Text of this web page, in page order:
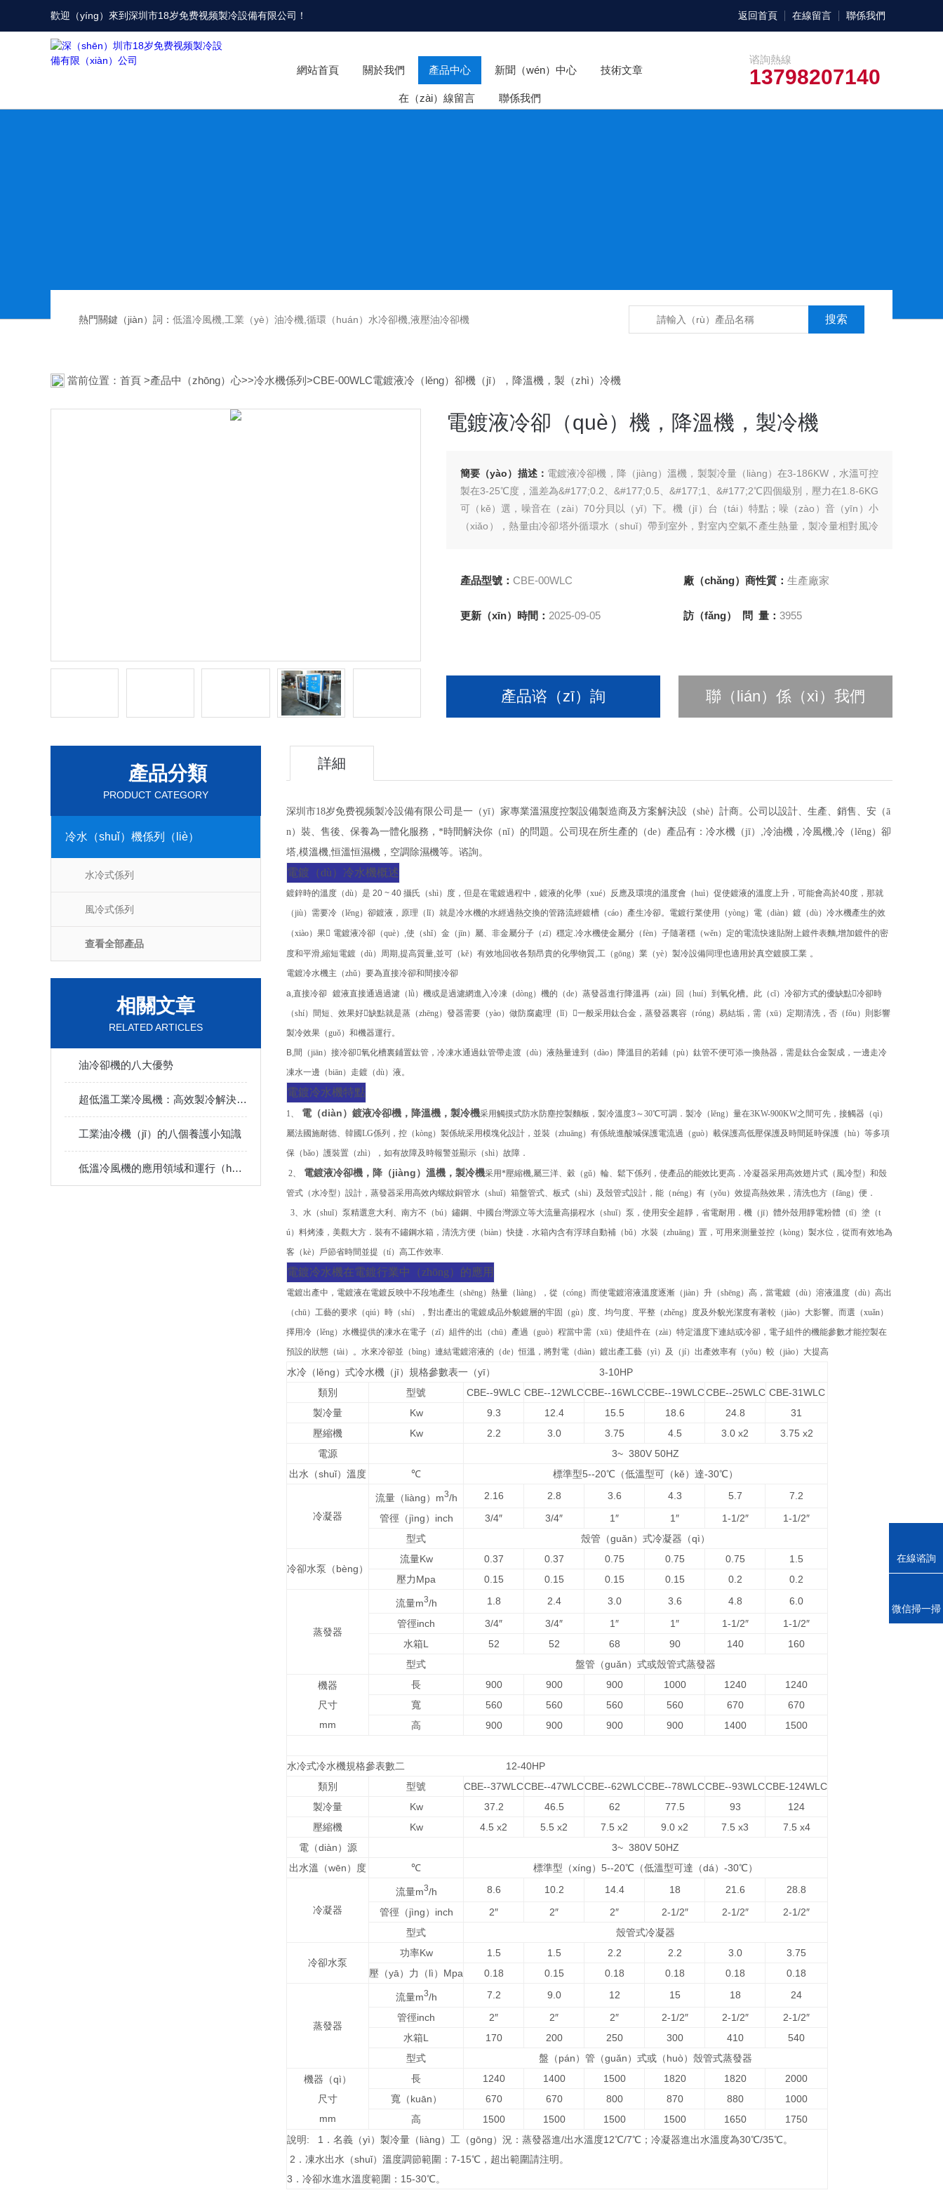
歡迎（yíng）來到深圳市18岁免费视频製冷設備有限公司 ！ 返回首頁 在線留言 聯係我們
谘詢熱線
13798207140
網站首頁 關於我們 產品中心 新聞（wén）中心 技術文章
在（zài）線留言 聯係我們
熱門關鍵（jiàn）詞： 低溫冷風機,工業（yè）油冷機,循環（huán）水冷卻機,液壓油冷卻機
當前位置： 首頁 >產品中（zhōng）心>>冷水機係列 >CBE-00WLC電鍍液冷（lěng）卻機（jī），降溫機，製（zhì）冷機
電鍍液冷卻（què）機，降溫機，製冷機
簡要（yào）描述： 電鍍液冷卻機，降（jiàng）溫機，製製冷量（liàng）在3-186KW，水溫可控
製在3-25℃度，溫差為&#177;0.2、&#177;0.5、&#177;1、&#177;2℃四個級別，壓力在1.8-6KG
可（kě）選，噪音在（zài）70分貝以（yǐ）下。機（jī）台（tái）特點；噪（zào）音（yīn）小
（xiǎo），熱量由冷卻塔外循環水（shuǐ）帶到室外，對室內空氣不產生熱量，製冷量相對風冷
產品型號： CBE-00WLC 廠（chǎng）商性質： 生產廠家
更新（xīn）時間： 2025-09-05 訪（fǎng） 問 量： 3955
產品谘（zī）詢 聯（lián）係（xì）我們
產品分類
PRODUCT CATEGORY
冷水（shuǐ）機係列（liè）
水冷式係列
風冷式係列
查看全部產品
相關文章
RELATED ARTICLES
油冷卻機的八大優勢
超低溫工業冷風機：高效製冷解決方案
工業油冷機（jī）的八個養護小知識
低溫冷風機的應用領域和運行（háng）的流（liú）程
詳細
紹
深圳市18岁免费视频製冷設備有限公司是一（yī）家專業溫濕度控製設備製造商及方案解決設（shè）計商。公司以設計、生產、銷售、安（ā
n）裝、售後、保養為一體化服務，*時間解決你（nǐ）的問題。公司現在所生產的（de）產品有：冷水機（jī）
冷油機，冷風機 冷（lěng）卻
塔 模溫機 ,恒溫恒濕機，空調除濕機等。谘詢。
電鍍（dù）冷水機概述
鍍鋅時的溫度（dù）是 20 ~ 40 攝氏（shì）度，但是在電鍍過程中，鍍液的化學（xué）反應及環境的溫度會（huì）促使鍍液的溫度上升，可能會高於40度，那就
（jiù）需要冷（lěng）卻鍍液，原理（lǐ）就是冷水機的水經過熱交換的管路流經鍍槽（cáo）產生冷卻。電鍍行業使用（yòng）電（diàn）鍍（dù）冷水機產生的效
（xiào）果 電鍍液冷卻（què） ,使（shǐ）金（jīn）屬、非金屬分子（zǐ）穩定.冷水機使金屬分（fèn）子隨著穩（wěn）定的電流快速貼附上鍍件表麵,增加鍍件的密
度和平滑,縮短電鍍（dù）周期 ,提高質量,並可（kě）有效地回收各類昂貴的化學物質,工（gōng）業（yè）製冷設備同理也適用於真空鍍膜工業 。
電鍍冷水機主（zhǔ）要為直接冷卻和間接冷卻
a,直接冷卻 鍍液直接通過過濾（lǜ）機或是過濾網進入冷凍（dòng）機的（de）蒸發器進行降溫再（zài）回（huí）到氧化槽。此（cǐ）冷卻方式的優缺點冷卻時
（shí）間短、效果好缺點就是蒸（zhēng）發器需要（yào）做防腐處理（lǐ）一般采用鈦合金，蒸發器裏容（róng）易結垢，需（xū）定期清洗，否（fǒu）則影響
製冷效果（guǒ）和機器運行。
B,間（jiān）接冷卻氧化槽裏鋪置鈦管，冷凍水通過鈦管帶走渡（dù）液熱量達到（dào）降溫目的若鋪（pù）鈦管不便可添一換熱器，需是鈦合金製成，一邊走冷
凍水一邊（biān）走鍍（dù）液。
電鍍冷水機特點
1、 電（diàn）鍍液冷卻機，降溫機，製冷機采用觸摸式防水防塵控製麵板，製冷溫度3～30℃可調．製冷（lěng）量在3KW-900KW之間可先，接觸器（qì）
屬法國施耐德、韓國LG係列，控（kòng）製係統采用模塊化設計，並裝（zhuāng）有係統進酸堿保護電流過（guò）載保護高低壓保護及時間延時保護（hù）等多項
保（bǎo）護裝置（zhì），如有故障及時報警並顯示（shì）故障．
2、 電鍍液冷卻機，降（jiàng）溫機，製冷機采用*壓縮機,屬三洋、穀（gǔ）輪、鬆下係列，使產品的能效比更高．冷凝器采用高效翅片式（風冷型）和殼
管式（水冷型）設計，蒸發器采用高效內螺紋銅管水（shuǐ）箱盤管式、板式（shì）及殼管式設計，能（néng）有（yǒu）效提高熱效果，清洗也方（fāng）便．
3、 水（shuǐ）泵精選意大利、南方不（bú）鏽鋼、中國台灣源立等大流量高揚程水（shuǐ）泵，使用安全超靜，省電耐用．機（jī）體外殼用靜電粉體（tǐ）塗（t
ú）料烤漆，美觀大方．裝有不鏽鋼水箱，清洗方便（biàn）快捷．水箱內含有浮球自動補（bǔ）水裝（zhuāng）置，可用來測量並控（kòng）製水位，從而有效地為
客（kè）戶節省時間並提（tí）高工作效率.
電鍍冷水機在電鍍行業中（zhōng）的應用
電鍍出產中，電鍍液在電鍍反映中不段地產生（shēng）熱量（liàng），從（cóng）而使電鍍溶液溫度逐漸（jiàn）升（shēng）高，當電鍍（dù）溶液溫度（dù）高出
（chū）工藝的要求（qiú）時（shí），對出產出的電鍍成品外貌鍍層的牢固（gù）度、均勻度、平整（zhěng）度及外貌光潔度有著較（jiào）大影響。而選（xuǎn）
擇用冷（lěng）水機提供的凍水在電子（zǐ）組件的出（chū）產過（guò）程當中需（xū）使組件在（zài）特定溫度下連結或冷卻，電子組件的機能參數才能控製在
預設的狀態（tài）。水來冷卻並（bìng）連結電鍍溶液的（de）恒溫，將對電（diàn）鍍出產工藝（yì）及（jí）出產效率有（yǒu）較（jiào）大提高
水冷（lěng）式冷水機（jī）規格參數表一（yī） 3-10HP
類別
型號 CBE--9WLC CBE--12WLCCBE--16WLCCBE--19WLCCBE--25WLC CBE-31WLC
製冷量
Kw 9.3 12.4 15.5 18.6 24.8
31
壓縮機
Kw 2.2 3.0 3.75 4.5 3.0 x2
3.75 x2
電源
3~ 380V 50HZ
出水（shuǐ）溫度
℃ 標準型5--20℃（低溫型可（kě）達-30℃）
冷凝器
流量（liàng）m3/h 2.16 2.8 3.6 4.3 5.7
7.2
管徑（jìng）inch
3/4″ 3/4″ 1″ 1″ 1-1/2″
1-1/2″
型式
殼管（guǎn）式冷凝器（qì）
冷卻水泵（bèng）
流量Kw 0.37 0.37 0.75 0.75 0.75
1.5
壓力Mpa
0.15 0.15 0.15 0.15 0.2 0.2
蒸發器
流量m3/h 1.8 2.4 3.0 3.6 4.8
6.0
管徑inch
3/4″ 3/4″ 1″ 1″ 1-1/2″
1-1/2″
水箱L
52 52 68 90 140
160
型式
盤管（guǎn）式或殼管式蒸發器
機器
尺寸
mm
長 900 900 900 1000 1240
1240
寬
560 560 560 560 670
670
高
900 900 900 900 1400 1500
水冷式冷水機規格參表數二 12-40HP
類別
型號 CBE--37WLCCBE--47WLCCBE--62WLCCBE--78WLCCBE--93WLCCBE-124WLC
製冷量
Kw 37.2 46.5 62 77.5 93
124
壓縮機
Kw 4.5 x2 5.5 x2 7.5 x2 9.0 x2 7.5 x3
7.5 x4
電（diàn）源
3~ 380V 50HZ
出水溫（wēn）度
℃ 標準型（xíng）5--20℃（低溫型可達（dá）-30℃）
冷凝器
流量m3/h 8.6 10.2 14.4 18 21.6
28.8
管徑（jìng）inch
2″ 2″ 2″ 2-1/2″ 2-1/2″
2-1/2″
型式
殼管式冷凝器
冷卻水泵
功率Kw 1.5 1.5 2.2 2.2 3.0
3.75
壓（yā）力（lì）Mpa
0.18 0.15 0.18 0.18 0.18 0.18
蒸發器
流量m3/h 7.2 9.0 12 15 18
24
管徑inch
2″ 2″ 2″ 2-1/2″ 2-1/2″
2-1/2″
水箱L
170 200 250 300 410
540
型式
盤（pán）管（guǎn）式或（huò）殼管式蒸發器
機器（qì）
尺寸
mm
長 1240 1400 1500 1820 1820
2000
寬（kuān）
670 670 800 870 880
1000
高
1500 1500 1500 1500 1650
1750
說明: 1．名義（yì）製冷量（liàng）工（gōng）況：蒸發器進/出水溫度12℃/7℃；冷凝器進出水溫度為30℃/35℃。
2．凍水出水（shuǐ）溫度調節範圍：7-15℃，超出範圍請注明。
3．冷卻水進水溫度範圍：15-30℃。
在線谘詢
電話
微信掃一掃